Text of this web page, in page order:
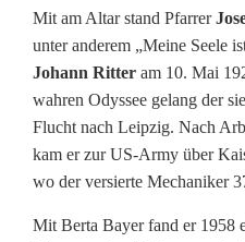
a
c
h
r
u
f
Mit am Altar stand Pfarrer
unter anderem „Meine Seele
Johann Ritter am 10. Mai
wahren Odyssee gelang der
Flucht nach Leipzig. Nach
kam er zur US-Army über
wo der versierte Mechaniker
Mit Berta Bayer fand er 1958